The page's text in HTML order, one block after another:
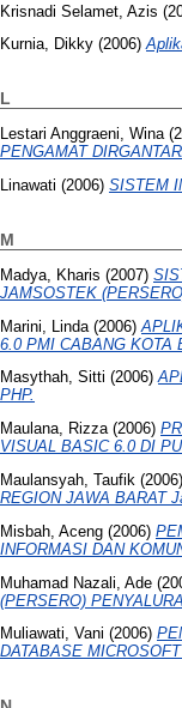
Krisnadi Selamet, Azis
Kurnia, Dikky (2006)
L
Lestari Anggraeni, Wina
PENGAMAT
Linawati (2006) SISTEM
M
Madya, Kharis (2007)
JAMSOSTEK
Marini, Linda (2006)
6.0 PMI CABANG KOTA
Masythah, Sitti (2006)
PHP.
Maulana, Rizza(2006)
VISUAL BASIC 6.0 DI
Maulansyah, Taufik (2006)
REGION JAWA BARAT
Misbah, Aceng (2006)
INFORMASI DAN
Muhamad Nazali, Ade
(PERSERO)
Muliawati, Vani (2006)
DATABASE